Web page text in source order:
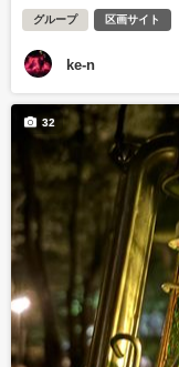
グループ 区画サイト
ke-n
32